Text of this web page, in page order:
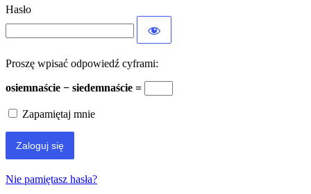
Hasło
Proszę wpisać odpowiedź cyframi:
osiemnaście − siedemnaście =
Zapamiętaj mnie
Nie pamiętasz hasła?